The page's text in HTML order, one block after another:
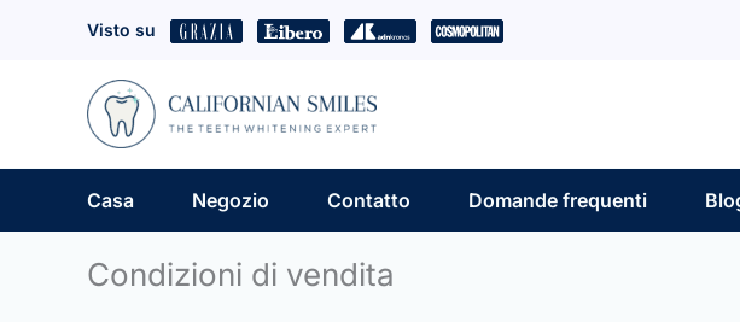
Visto su
Casa Negozio Contatto Domande frequenti
Condizioni di vendita